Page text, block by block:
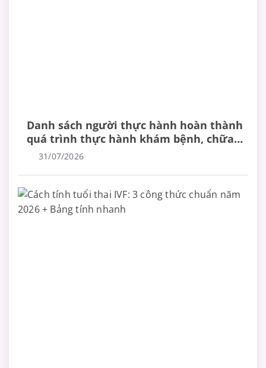
Danh sách người thực hành hoàn thành
quá trình thực hành khám bệnh, chữa
bệnh
31/07/2026